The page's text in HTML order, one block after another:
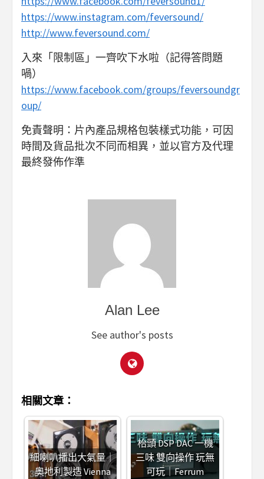
https://www.instagram.com/feversound/
http://www.feversound.com/
入來「限制區」一齊吹下水啦（記得答問題
喎）
https://www.facebook.com/groups/feversoundgr
oup/
免責聲明：片內產品規格包裝樣式功能，可因
時間及貨品批次不同而相異，並以官方及代理
最終發佈作準
Alan Lee
See author's posts
相關文章：
細喇叭播出大氣量｜
奧地利製造 Vienna
枱頭 DSP DAC 一機
三味 雙向操作 玩無
可玩｜Ferrum